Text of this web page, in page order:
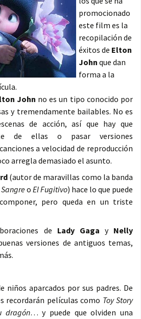
promocionado
este film es la
recopilación de
éxitos de Elton
John que dan
forma a la
John no es un tipo conocido por
y tremendamente bailables. No es
de acción, así que hay que
de ellas o pasar versiones
a velocidad de reproducción
arregla demasiado el asunto.
(autor de maravillas como la banda
o El Fugitivo) hace lo que puede
pero queda en un triste
de Lady Gaga y Nelly
versiones de antiguos temas,
niños aparcados por sus padres. De
recordarán películas como Toy Story
dragón… y puede que olviden una